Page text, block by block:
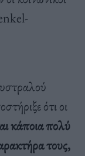
ότι οι
κάποια πολύ
τους,